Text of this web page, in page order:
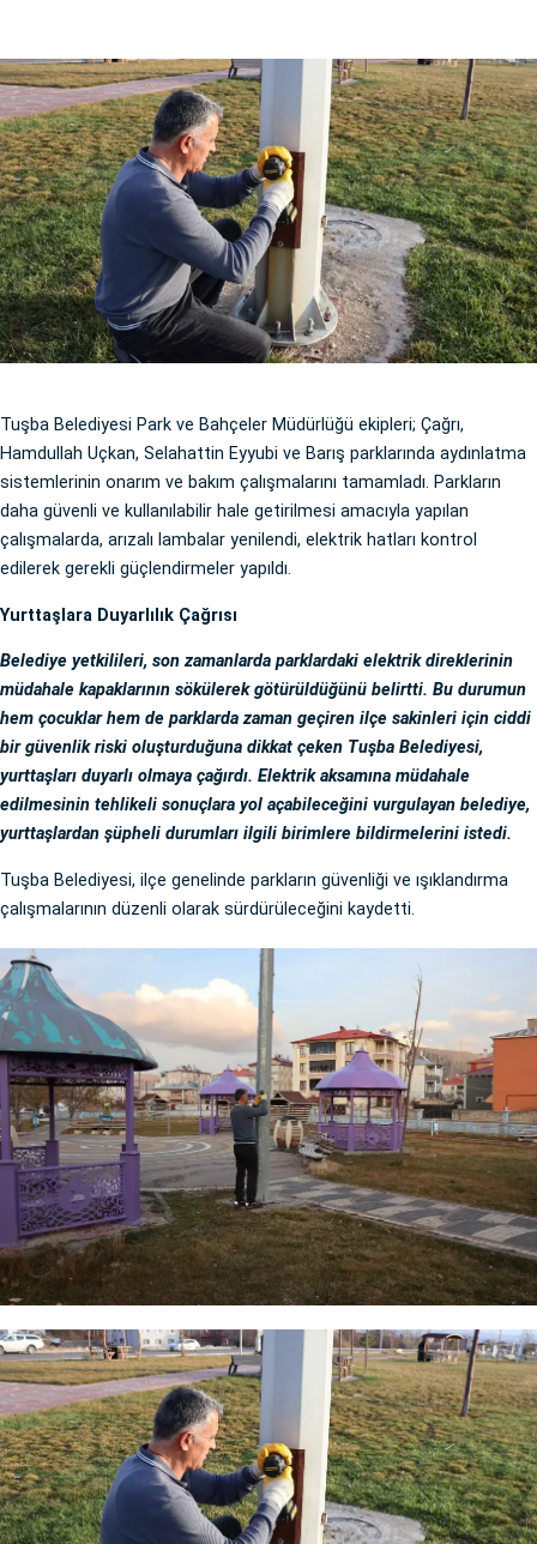
Tuşba Belediyesi Park ve Bahçeler Müdürlüğü ekipleri; Çağrı,
Hamdullah Uçkan, Selahattin Eyyubi ve Barış parklarında aydınlatma
sistemlerinin onarım ve bakım çalışmalarını tamamladı. Parkların
daha güvenli ve kullanılabilir hale getirilmesi amacıyla yapılan
çalışmalarda, arızalı lambalar yenilendi, elektrik hatları kontrol
edilerek gerekli güçlendirmeler yapıldı.
Yurttaşlara Duyarlılık Çağrısı
Belediye yetkilileri, son zamanlarda parklardaki elektrik direklerinin
müdahale kapaklarının sökülerek götürüldüğünü belirtti. Bu durumun
hem çocuklar hem de parklarda zaman geçiren ilçe sakinleri için ciddi
bir güvenlik riski oluşturduğuna dikkat çeken Tuşba Belediyesi,
yurttaşları duyarlı olmaya çağırdı. Elektrik aksamına müdahale
edilmesinin tehlikeli sonuçlara yol açabileceğini vurgulayan belediye,
yurttaşlardan şüpheli durumları ilgili birimlere bildirmelerini istedi.
Tuşba Belediyesi, ilçe genelinde parkların güvenliği ve ışıklandırma
çalışmalarının düzenli olarak sürdürüleceğini kaydetti.